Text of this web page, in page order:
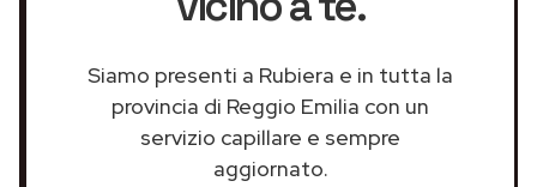
Siamo presenti a Rubiera e in tutta la
provincia di Reggio Emilia con un
servizio capillare e sempre
aggiornato.